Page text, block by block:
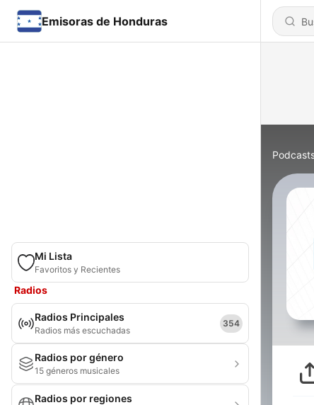
Emisoras de Honduras
Mi Lista
Favoritos y Recientes
Radios
Radios Principales
Radios más escuchadas
354
Radios por género
15 géneros musicales
Radios por regiones